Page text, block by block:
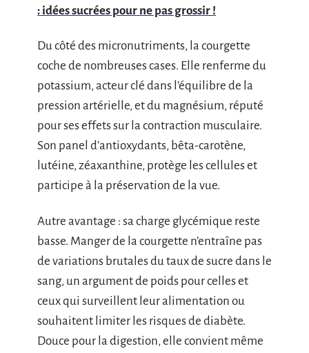
: idées sucrées pour ne pas grossir !
Du côté des micronutriments, la courgette
coche de nombreuses cases. Elle renferme du
potassium, acteur clé dans l’équilibre de la
pression artérielle, et du magnésium, réputé
pour ses effets sur la contraction musculaire.
Son panel d’antioxydants, bêta-carotène,
lutéine, zéaxanthine, protège les cellules et
participe à la préservation de la vue.
Autre avantage : sa charge glycémique reste
basse. Manger de la courgette n’entraîne pas
de variations brutales du taux de sucre dans le
sang, un argument de poids pour celles et
ceux qui surveillent leur alimentation ou
souhaitent limiter les risques de diabète.
Douce pour la digestion, elle convient même